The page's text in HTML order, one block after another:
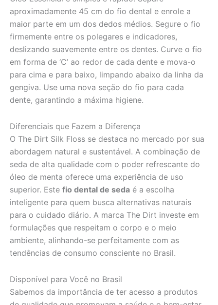
aproximadamente 45 cm do fio dental e enrole a
maior parte em um dos dedos médios. Segure o fio
firmemente entre os polegares e indicadores,
deslizando suavemente entre os dentes. Curve o fio
em forma de ‘C’ ao redor de cada dente e mova-o
para cima e para baixo, limpando abaixo da linha da
gengiva. Use uma nova seção do fio para cada
dente, garantindo a máxima higiene.
Diferenciais que Fazem a Diferença
O The Dirt Silk Floss se destaca no mercado por sua
abordagem natural e sustentável. A combinação de
seda de alta qualidade com o poder refrescante do
óleo de menta oferece uma experiência de uso
superior. Este fio dental de seda é a escolha
inteligente para quem busca alternativas naturais
para o cuidado diário. A marca The Dirt investe em
formulações que respeitam o corpo e o meio
ambiente, alinhando-se perfeitamente com as
tendências de consumo consciente no Brasil.
Disponível para Você no Brasil
Sabemos da importância de ter acesso a produtos